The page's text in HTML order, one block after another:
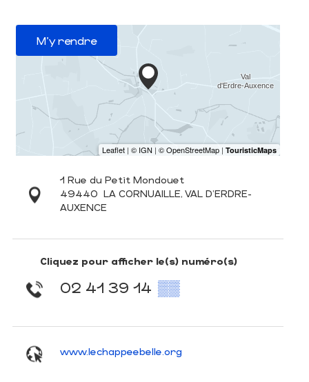
M'y rendre
1 Rue du Petit Mondouet
49440 LA CORNUAILLE, VAL D'ERDRE-
AUXENCE
Cliquez pour afficher le(s) numéro(s)
02 41 39 14 ▒▒
www.lechappeebelle.org